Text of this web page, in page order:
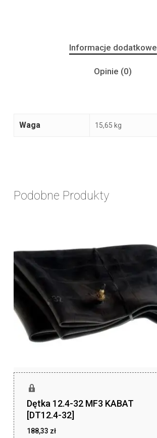
Informacje dodatkowe
Opinie (0)
Waga 15,65 kg
Podobne Produkty
Dętka 12.4-32 MF3 KABAT
[DT12.4-32]
188,33 zł